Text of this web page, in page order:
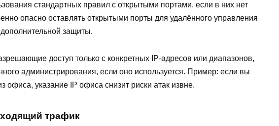
стандартных правил с открытыми портами, если в них нет
опасно оставлять открытыми порты для удалённого управления
защиты.
доступ только с конкретных IP-адресов или диапазонов,
администрирования, если оно используется. Пример: если вы
офиса, указание IP офиса снизит риски атак извне.
трафик